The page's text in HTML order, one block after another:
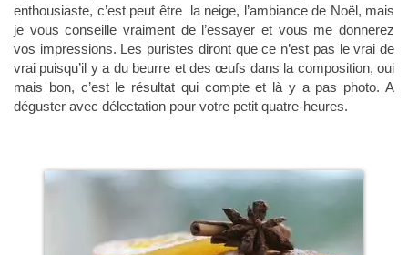
enthousiaste, c’est peut être la neige, l’ambiance de Noël, mais
je vous conseille vraiment de l’essayer et vous me donnerez
vos impressions. Les puristes diront que ce n’est pas le vrai de
vrai puisqu’il y a du beurre et des œufs dans la composition, oui
mais bon, c’est le résultat qui compte et là y a pas photo. A
déguster avec délectation pour votre petit quatre-heures.